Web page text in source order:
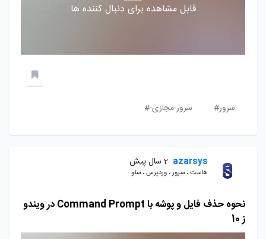
قابل مشاهده برای دنبال کننده ها
سرور# سرور-مجازی-#
azarsys 2 سال پیش
هاست ، سرور ، وردپرس ، سئو
نحوه حذف فایل و پوشه با Command Prompt در ویندو
ز 10